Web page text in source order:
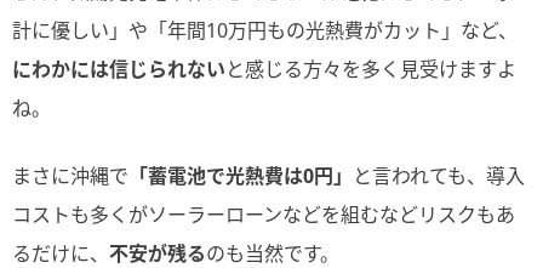
計に優しい」や「年間10万円もの光熱費がカット」など、
にわかには信じられないと感じる方々を多く見受けますよ
ね。
まさに沖縄で 「蓄電池で光熱費は0円」 と言われても、導入
コストも多くがソーラーローンなどを組むなどリスクもあ
るだけに、 不安が残るのも当然です。